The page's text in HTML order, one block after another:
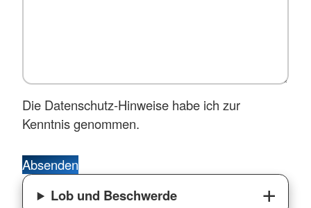
Die Datenschutz-Hinweise habe ich zur
Kenntnis genommen.
Absenden
Lob und Beschwerde